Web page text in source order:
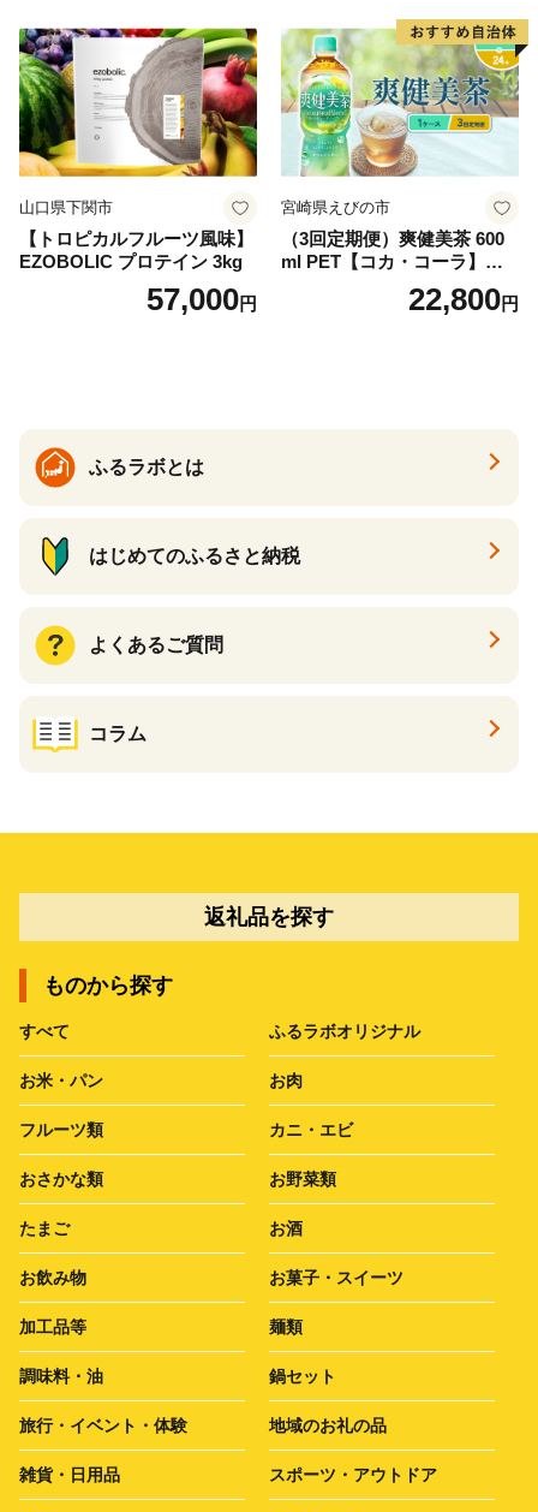
産 シリカ ミネラル 美容 備蓄
防災 長期保存 富士山 山梨県
忍野村
山口県下関市
【トロピカルフルーツ風味】
EZOBOLIC プロテイン 3kg
57,000円
宮崎県えびの市
（3回定期便）爽健美茶 600
ml PET【コカ・コーラ】ペ
ットボトル 1ケース(24本) 定
期便 3回(72本) セット お茶
22,800円
ふるラボとは
はじめてのふるさと納税
よくあるご質問
コラム
返礼品を探す
ものから探す
すべて ふるラボオリジナル
お米・パン お肉
フルーツ類 カニ・エビ
おさかな類 お野菜類
たまご お酒
お飲み物 お菓子・スイーツ
加工品等 麺類
調味料・油 鍋セット
旅行・イベント・体験 地域のお礼の品
雑貨・日用品 スポーツ・アウトドア